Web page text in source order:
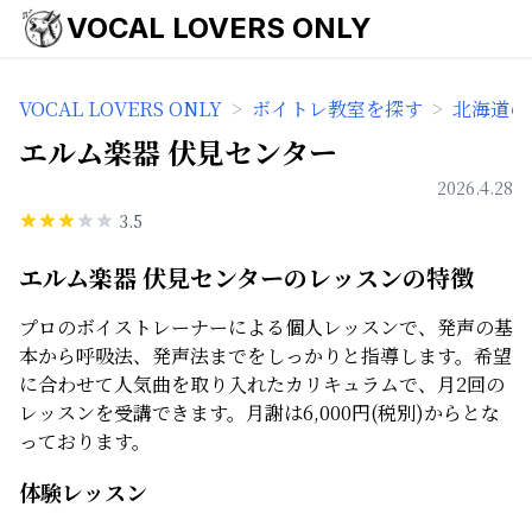
VOCAL LOVERS ONLY
VOCAL LOVERS ONLY > ボイトレ教室を探す > 北海道
エルム楽器 伏見センター
2026.4.28
3.5
エルム楽器 伏見センターのレッスンの特徴
プロのボイストレーナーによる個人レッスンで、発声の基
本から呼吸法、発声法までをしっかりと指導します。希望
に合わせて人気曲を取り入れたカリキュラムで、月2回の
レッスンを受講できます。月謝は6,000円(税別)からとな
っております。
体験レッスン